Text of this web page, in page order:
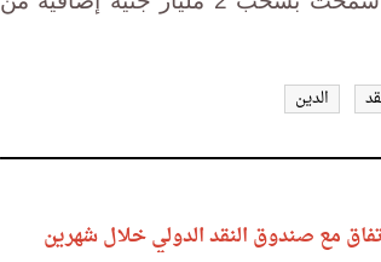
الدين
مع صندوق النقد الدولي خلال شهرين